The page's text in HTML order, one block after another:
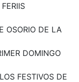
OSORIO DE LA
DOMINGO
FESTIVOS DE